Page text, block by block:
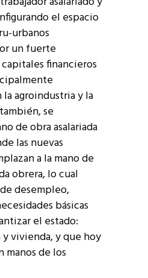
el espacio
urbanos
un fuerte
financieros
agroindustria y la
se
de obra asalariada
las nuevas
a la mano de
obrera, lo cual
desempleo,
básicas
el estado:
vivienda, y que hoy
manos de los